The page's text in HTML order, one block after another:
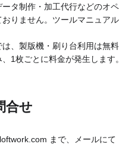
タ制作・加工代行などのオペ
りません。ツールマニュアル
、製版機・刷り台利用は無料
1枚ごとに料金が発生します。
合せ
まで、メールにて